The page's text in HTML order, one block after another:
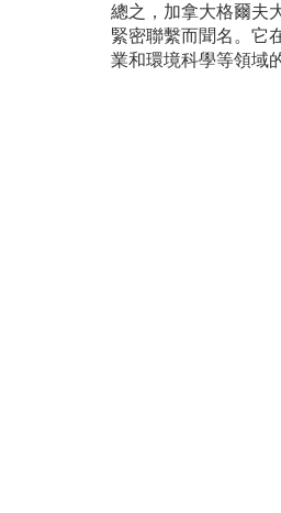
總之，加拿大格爾夫
緊密聯繫而聞名。它
業和環境科學等領域